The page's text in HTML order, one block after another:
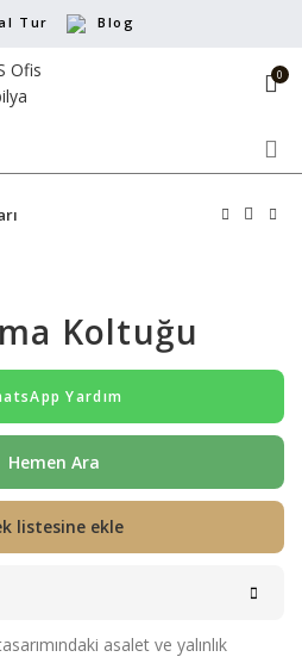
Tur Blog
0
Koltuğu
Yardım
Hemen Ara
listesine ekle
asalet ve yalınlık